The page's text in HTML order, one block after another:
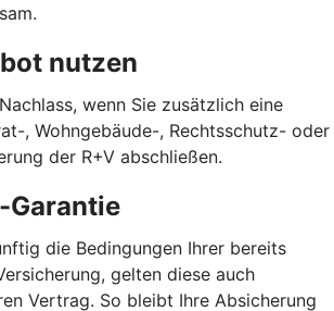
nutzen
wenn Sie zusätzlich eine
, Wohngebäude-, Rechtsschutz- oder
der R+V abschließen.
Garantie
die Bedingungen Ihrer bereits
gelten diese auch
Vertrag. So bleibt Ihre Absicherung